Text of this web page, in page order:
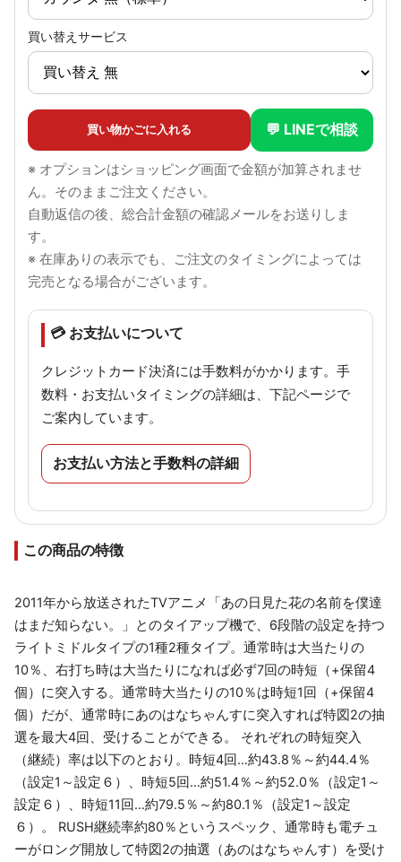
買い替えサービス
買い物かごに入れる 💬 LINEで相談
※ オプションはショッピング画面で金額が加算されませ
ん。そのままご注文ください。
自動返信の後、総合計金額の確認メールをお送りしま
す。
※ 在庫ありの表示でも、ご注文のタイミングによっては
完売となる場合がございます。
💳 お支払いについて
クレジットカード決済には手数料がかかります。手
数料・お支払いタイミングの詳細は、下記ページで
ご案内しています。
お支払い方法と手数料の詳細
この商品の特徴
2011年から放送されたTVアニメ「あの日見た花の名前を僕達
はまだ知らない。」とのタイアップ機で、6段階の設定を持つ
ライトミドルタイプの1種2種タイプ。通常時は大当たりの
10％、右打ち時は大当たりになれば必ず7回の時短（+保留4
個）に突入する。通常時大当たりの10％は時短1回（+保留4
個）だが、通常時にあのはなちゃんすに突入すれば特図2の抽
選を最大4回、受けることができる。 それぞれの時短突入
（継続）率は以下のとおり。時短4回…約43.8％～約44.4％
（設定1～設定６）、時短5回…約51.4％～約52.0％（設定1～
設定６）、時短11回…約79.5％～約80.1％（設定1～設定
６）。 RUSH継続率約80％というスペック、通常時も電チュ
ーがロング開放して特図2の抽選（あのはなちゃんす）を受け